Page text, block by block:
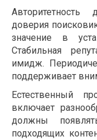
доверия
значение в
Стабильная
имидж.
поддерживает
Естественный
включает
должны
подходящих